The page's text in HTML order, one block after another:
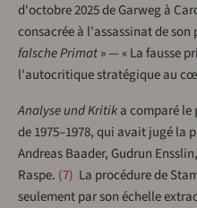
d'octobre 2025 de Garweg à
consacrée à l'assassinat de
falsche Primat» — « La fausse
l'autocritique stratégique au
Analyse und Kritika comparé le
de 1975–1978, qui avait jugé la
Andreas Baader, Gudrun
Raspe. 7 La procédure de
seulement par son échelle